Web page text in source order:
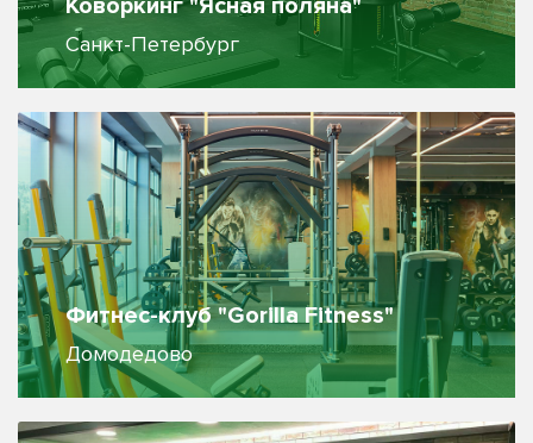
Коворкинг "Ясная поляна"
Санкт-Петербург
Фитнес-клуб "Gorilla Fitness"
Домодедово